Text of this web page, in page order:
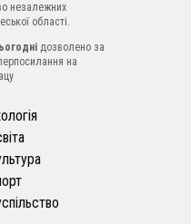
незалежних
області.
дозволено за
на